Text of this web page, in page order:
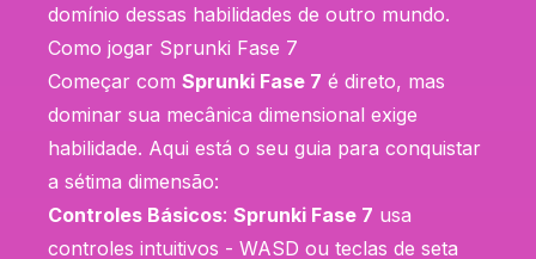
domínio dessas habilidades de outro mundo.
Como jogar Sprunki Fase 7
Começar com Sprunki Fase 7 é direto, mas
dominar sua mecânica dimensional exige
habilidade. Aqui está o seu guia para conquistar
a sétima dimensão:
Controles Básicos: Sprunki Fase 7 usa
controles intuitivos - WASD ou teclas de seta